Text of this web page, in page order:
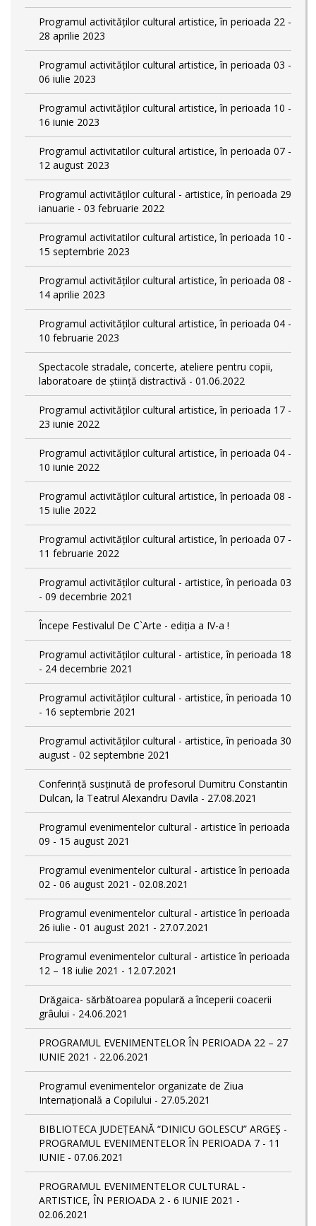
Programul activităților cultural artistice, în perioada 22 -
28 aprilie 2023
Programul activităților cultural artistice, în perioada 03 -
06 iulie 2023
Programul activităților cultural artistice, în perioada 10 -
16 iunie 2023
Programul activitatilor cultural artistice, în perioada 07 -
12 august 2023
Programul activităților cultural - artistice, în perioada 29
ianuarie - 03 februarie 2022
Programul activitatilor cultural artistice, în perioada 10 -
15 septembrie 2023
Programul activităților cultural artistice, în perioada 08 -
14 aprilie 2023
Programul activităților cultural artistice, în perioada 04 -
10 februarie 2023
Spectacole stradale, concerte, ateliere pentru copii,
laboratoare de știință distractivă - 01.06.2022
Programul activităților cultural artistice, în perioada 17 -
23 iunie 2022
Programul activităților cultural artistice, în perioada 04 -
10 iunie 2022
Programul activităților cultural artistice, în perioada 08 -
15 iulie 2022
Programul activităților cultural artistice, în perioada 07 -
11 februarie 2022
Programul activităților cultural - artistice, în perioada 03
- 09 decembrie 2021
Începe Festivalul De C`Arte - ediția a IV-a !
Programul activităților cultural - artistice, în perioada 18
- 24 decembrie 2021
Programul activităților cultural - artistice, în perioada 10
- 16 septembrie 2021
Programul activităților cultural - artistice, în perioada 30
august - 02 septembrie 2021
Conferință susținută de profesorul Dumitru Constantin
Dulcan, la Teatrul Alexandru Davila - 27.08.2021
Programul evenimentelor cultural - artistice în perioada
09 - 15 august 2021
Programul evenimentelor cultural - artistice în perioada
02 - 06 august 2021 - 02.08.2021
Programul evenimentelor cultural - artistice în perioada
26 iulie - 01 august 2021 - 27.07.2021
Programul evenimentelor cultural - artistice în perioada
12 – 18 iulie 2021 - 12.07.2021
Drăgaica- sărbătoarea populară a începerii coacerii
grâului - 24.06.2021
PROGRAMUL EVENIMENTELOR ÎN PERIOADA 22 – 27
IUNIE 2021 - 22.06.2021
Programul evenimentelor organizate de Ziua
Internațională a Copilului - 27.05.2021
BIBLIOTECA JUDEȚEANĂ “DINICU GOLESCU” ARGEȘ -
PROGRAMUL EVENIMENTELOR ÎN PERIOADA 7 - 11
IUNIE - 07.06.2021
PROGRAMUL EVENIMENTELOR CULTURAL -
ARTISTICE, ÎN PERIOADA 2 - 6 IUNIE 2021 -
02.06.2021